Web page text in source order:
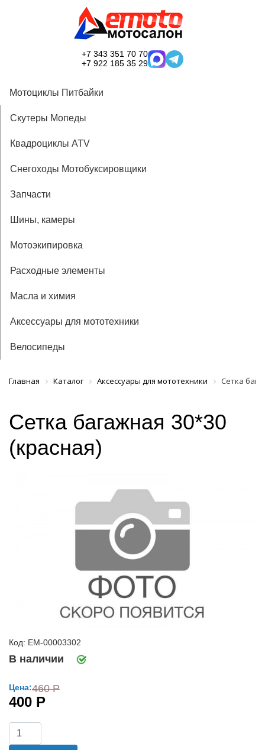
+7 343 351 70 70
+7 922 185 35 29
Мотоциклы Питбайки
Скутеры Мопеды
Квадроциклы ATV
Снегоходы Мотобуксировщики
Запчасти
Шины, камеры
Мотоэкипировка
Расходные элементы
Масла и химия
Аксессуары для мототехники
Велосипеды
Главная Каталог Аксессуары для мототехники Сетка
Сетка багажная 30*30
(красная)
Код: ЕМ-00003302
В наличии
Цена:460 Р
400 Р